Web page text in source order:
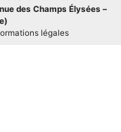
des Champs Élysées –
légales